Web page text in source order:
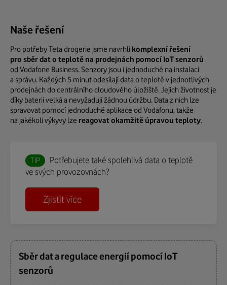
Naše řešení
Pro potřeby Teta drogerie jsme navrhli komplexní řešení
pro sběr dat o teplotě na prodejnách pomocí IoT senzorů
od Vodafone Business. Senzory jsou i jednoduché na instalaci
a správu. Každých 5 minut odesílají data o teplotě v jednotlivých
prodejnách do centrálního cloudového úložiště. Jejich životnost je
díky baterii velká a nevyžadují žádnou údržbu. Data z nich lze
spravovat pomocí jednoduché aplikace od Vodafonu, takže
na jakékoli výkyvy lze reagovat okamžitě úpravou teploty.
TIP
Potřebujete také spolehlivá data o teplotě
ve svých provozovnách?
Zjistit více
Sběr dat a regulace energií pomocí IoT
senzorů